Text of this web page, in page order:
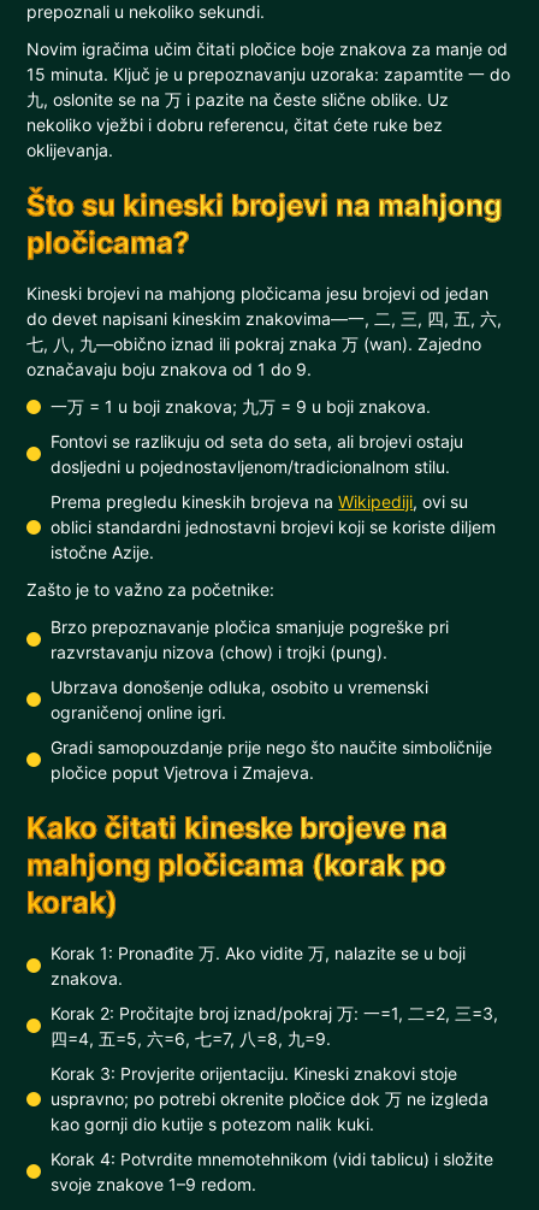
prepoznali u nekoliko sekundi.
Novim igračima učim čitati pločice boje znakova za manje od
15 minuta. Ključ je u prepoznavanju uzoraka: zapamtite 一 do
九, oslonite se na 万 i pazite na česte slične oblike. Uz
nekoliko vježbi i dobru referencu, čitat ćete ruke bez
oklijevanja.
Što su kineski brojevi na mahjong
pločicama?
Kineski brojevi na mahjong pločicama jesu brojevi od jedan
do devet napisani kineskim znakovima—一, 二, 三, 四, 五, 六,
七, 八, 九—obično iznad ili pokraj znaka 万 (wan). Zajedno
označavaju boju znakova od 1 do 9.
一万 = 1 u boji znakova; 九万 = 9 u boji znakova.
Fontovi se razlikuju od seta do seta, ali brojevi ostaju
dosljedni u pojednostavljenom/tradicionalnom stilu.
Prema pregledu kineskih brojeva naWikipediji, ovi su
oblici standardni jednostavni brojevi koji se koriste diljem
istočne Azije.
Zašto je to važno za početnike:
Brzo prepoznavanje pločica smanjuje pogreške pri
razvrstavanju nizova (chow) i trojki (pung).
Ubrzava donošenje odluka, osobito u vremenski
ograničenoj online igri.
Gradi samopouzdanje prije nego što naučite simboličnije
pločice poput Vjetrova i Zmajeva.
Kako čitati kineske brojeve na
mahjong pločicama (korak po
korak)
Korak 1: Pronađite 万. Ako vidite 万, nalazite se u boji
znakova.
Korak 2: Pročitajte broj iznad/pokraj 万: 一=1, 二=2, 三=3,
四=4, 五=5, 六=6, 七=7, 八=8, 九=9.
Korak 3: Provjerite orijentaciju. Kineski znakovi stoje
uspravno; po potrebi okrenite pločice dok 万 ne izgleda
kao gornji dio kutije s potezom nalik kuki.
Korak 4: Potvrdite mnemotehnikom (vidi tablicu) i složite
svoje znakove 1–9 redom.